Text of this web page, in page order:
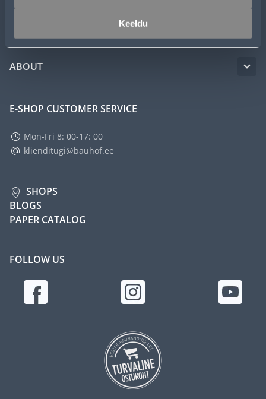
Keeldu
ABOUT
E-SHOP CUSTOMER SERVICE
Mon-Fri 8: 00-17: 00
klienditugi@bauhof.ee
SHOPS
BLOGS
PAPER CATALOG
FOLLOW US